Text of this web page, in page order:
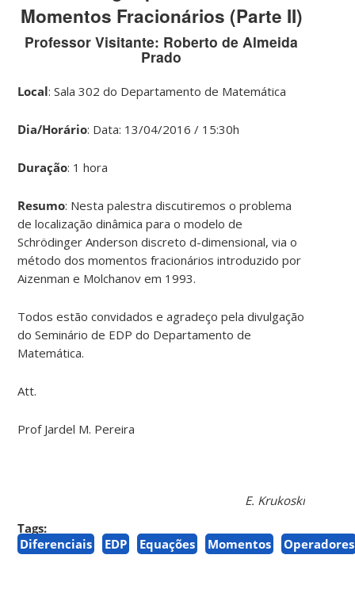
Momentos Fracionários (Parte II)
Professor Visitante: Roberto de Almeida
Prado
Local: Sala 302 do Departamento de Matemática
Dia/Horário: Data: 13/04/2016 / 15:30h
Duração: 1 hora
Resumo: Nesta palestra discutiremos o problema
de localização dinâmica para o modelo de
Schrödinger Anderson discreto d-dimensional, via o
método dos momentos fracionários introduzido por
Aizenman e Molchanov em 1993.
Todos estão convidados e agradeço pela divulgação
do Seminário de EDP do Departamento de
Matemática.
Att.
Prof Jardel M. Pereira
E. Krukoski
Tags:
Diferenciais
EDP Equações Momentos Operadores